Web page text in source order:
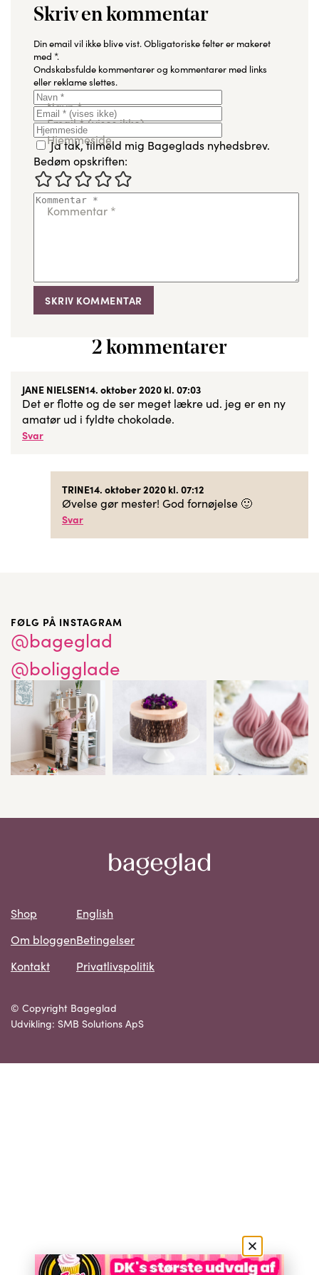
Skriv en kommentar
Din email vil ikke blive vist.Obligatoriske felter er makeret
med *.
Ondskabsfulde kommentarer og kommentarer med links
eller reklame slettes.
Navn*
Email*(vises ikke)
Hjemmeside
Ja tak, tilmeld mig Bageglads nyhedsbrev.
Bedøm opskriften:
Kommentar *
2 kommentarer
JANE NIELSEN14. oktober 2020 kl. 07:03
Det er flotte og de ser meget lækre ud. jeg er en ny
amatør ud i fyldte chokolade.
Svar
TRINE14. oktober 2020 kl. 07:12
Øvelse gør mester! God fornøjelse 🙂
Svar
FØLG PÅ INSTAGRAM
@bageglad
@boligglade
Shop
Om bloggen
Kontakt
English
Betingelser
Privatlivspolitik
© Copyright Bageglad
Udvikling: SMB Solutions ApS